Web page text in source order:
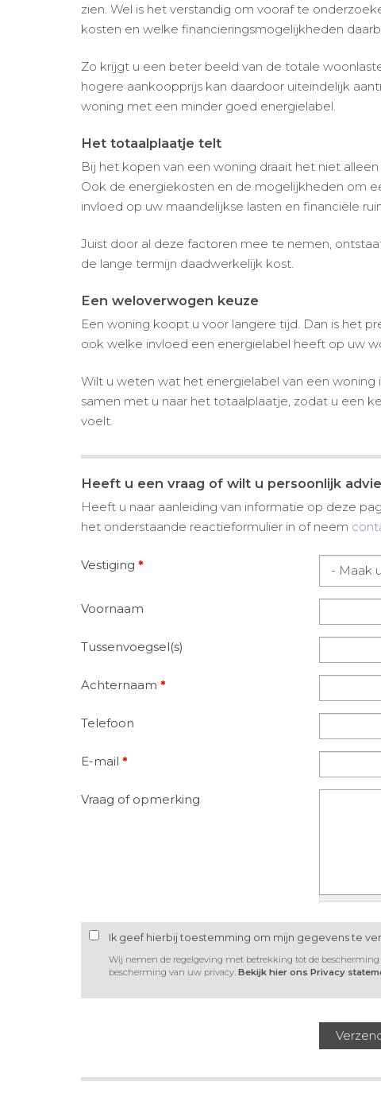
zien. Wel is het verstandig om vooraf te
kosten en welke financieringsmogelijkheden
Zo krijgt u een beter beeld van de totale
hogere aankoopprijs kan daardoor uiteindelijk
woning met een minder goed energielabel.
Het totaalplaatje telt
Bij het kopen van een woning draait het niet
Ook de energiekosten en de mogelijkheden om
invloed op uw maandelijkse lasten en financiële
Juist door al deze factoren mee te nemen,
de lange termijn daadwerkelijk kost.
Een weloverwogen keuze
Een woning koopt u voor langere tijd. Dan is het
ook welke invloed een energielabel heeft op uw
Wilt u weten wat het energielabel van een
samen met u naar het totaalplaatje, zodat u een
voelt.
Heeft u een vraag of wilt u persoonlijk
Heeft u naar aanleiding van informatie op deze
het onderstaande reactieformulier in of neem
Vestiging *
Voornaam
Tussenvoegsel(s)
Achternaam *
Telefoon
E-mail *
Vraag of opmerking
Ik geef hierbij toestemming om mijn gegevens te
Wij nemen de regelgeving met betrekking tot de bescherming
bescherming van uw privacy. Bekijk hier ons Privacy